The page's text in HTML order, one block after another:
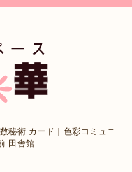
秘術 カード｜色彩コミュニ
田舎館